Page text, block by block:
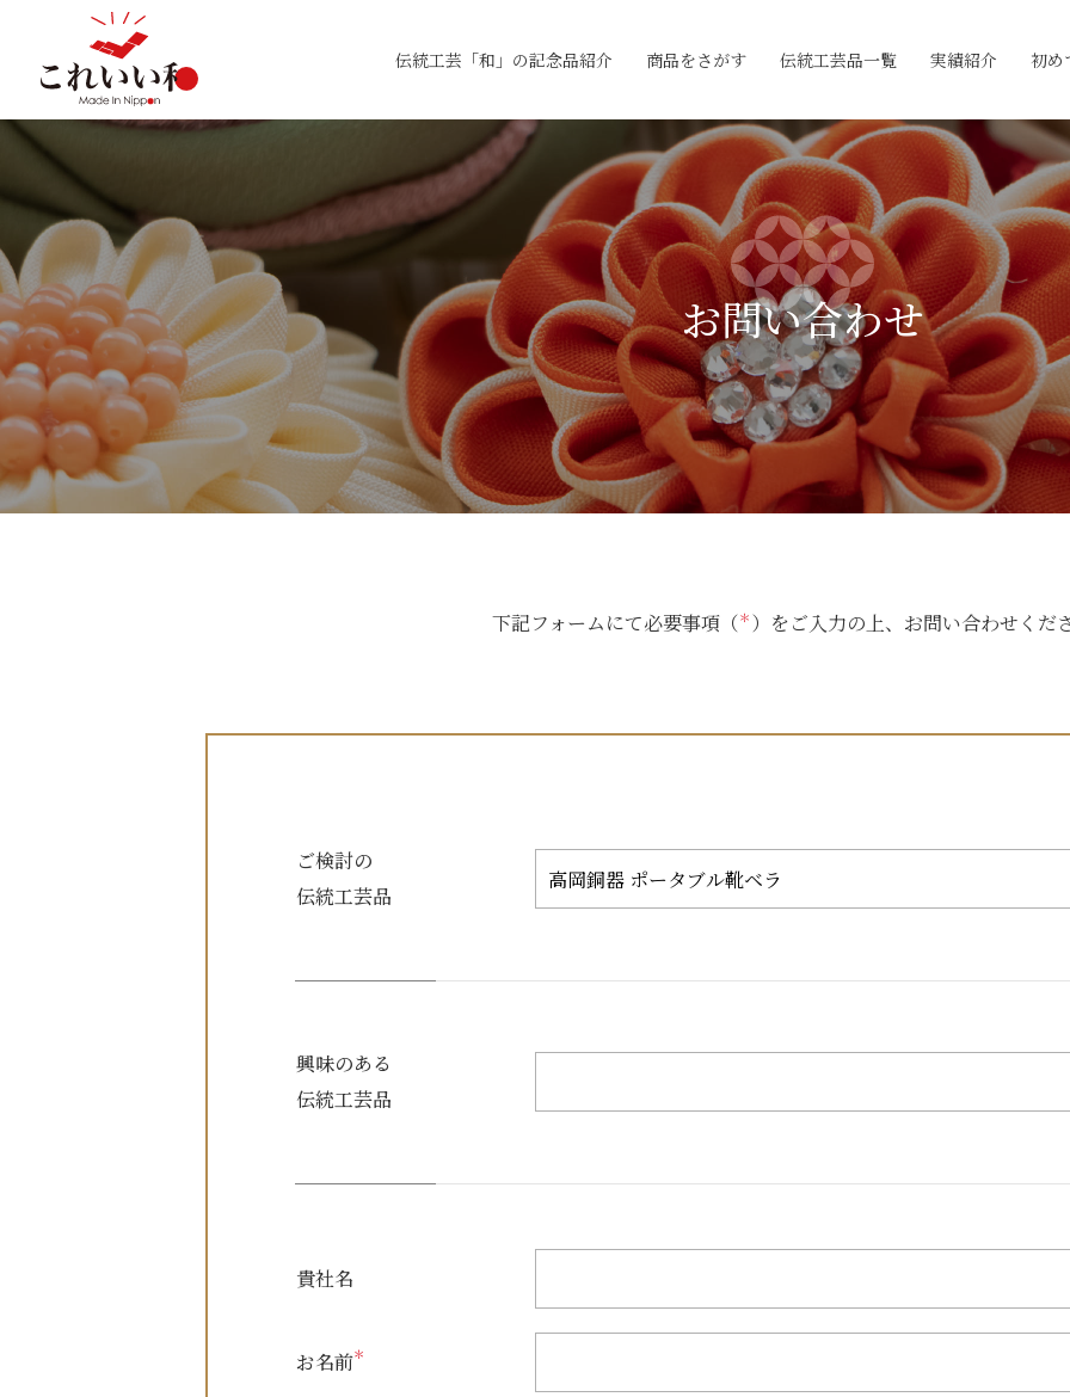
伝統工芸「和」の記念品紹介 商品をさがす 伝統工芸品一覧 実績紹介 初め
お問い合わせ
下記フォームにて必要事項（＊ ）をご入力の上、お問い合わせくだ
ご検討の
伝統工芸品
興味のある
伝統工芸品
貴社名
お名前＊